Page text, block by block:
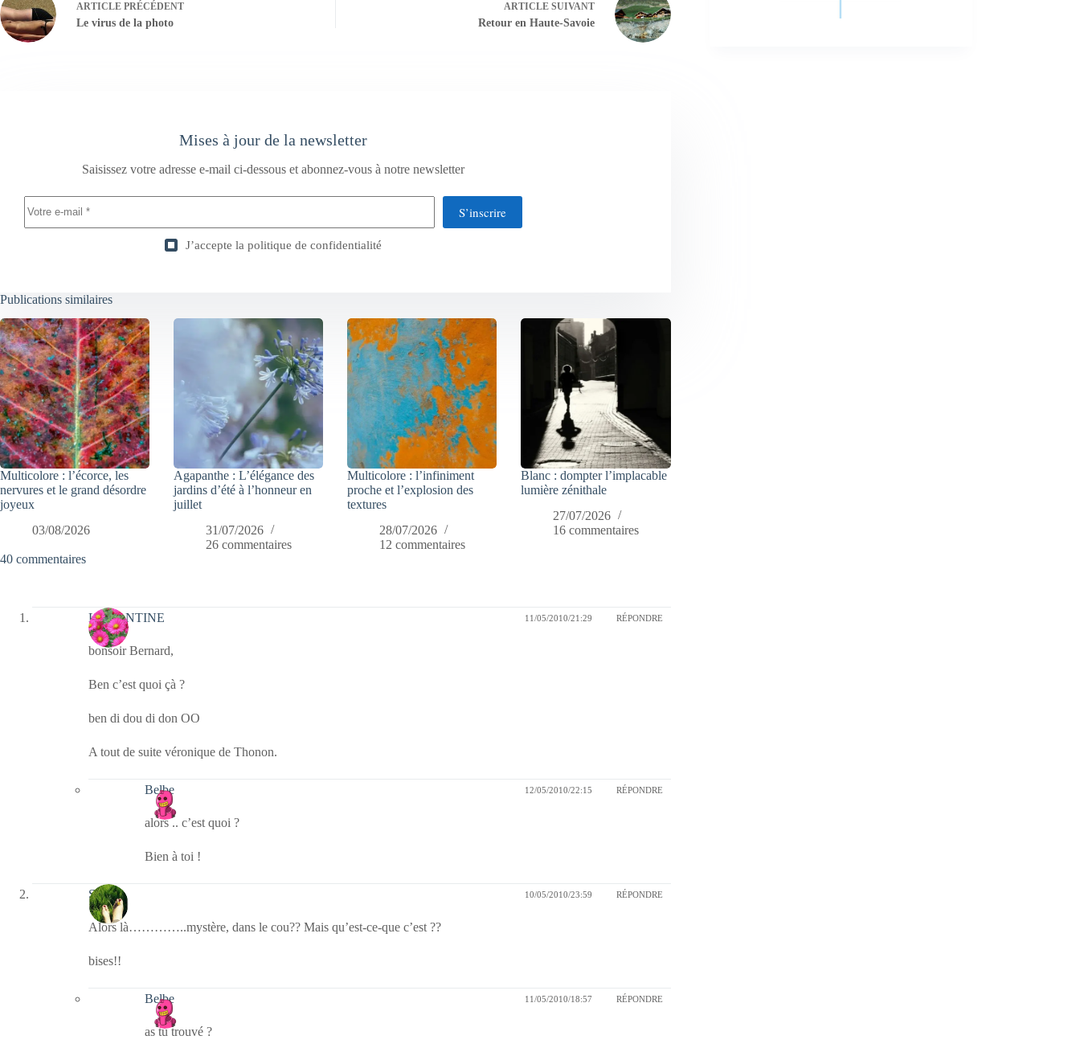
ARTICLE PRÉCÉDENT
Le virus de la photo
ARTICLESUIVANT
Retour en Haute-Savoie
Mises à jour de la newsletter
Saisissez votre adresse e-mail ci-dessous et abonnez-vous à notre newsletter
S’inscrire
J’accepte la politique de confidentialité
Publications similaires
Multicolore : l’écorce, les
nervures et le grand désordre
joyeux
03/08/2026
Agapanthe : L’élégance des
jardins d’été à l’honneur en
juillet
31/07/2026
26 commentaires
Multicolore : l’infiniment
proche et l’explosion des
textures
28/07/2026
12 commentaires
Blanc : dompter l’implacable
lumière zénithale
27/07/2026
16 commentaires
40 commentaires
LEMANTINE 11/05/2010/21:29 RÉPONDRE
bonsoir Bernard,
Ben c’est quoi çà ?
ben di dou di don OO
A tout de suite véronique de Thonon.
Belbe 12/05/2010/22:15 RÉPONDRE
alors .. c’est quoi ?
Bien à toi !
S 10/05/2010/23:59 RÉPONDRE
Alors là…………..mystère, dans le cou?? Mais qu’est-ce-que c’est ??
bises!!
Belbe 11/05/2010/18:57 RÉPONDRE
as tu trouvé ?